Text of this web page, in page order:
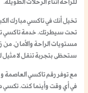
للراحة أثناء الرحلات الطويلة.
تخيل أنك فيتاكسي مبارك
تحت سيطرتك. خدمة تاكسي
مستويات الراحة والأمان. من
ستحظى بتجربة تنقل لا مثيل
مع توفررقم تاكسي العاصمة
في أي وقت وأينما كنت.تكسي